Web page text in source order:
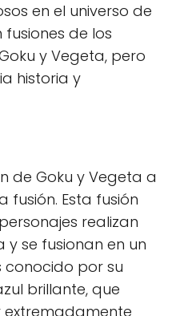
en el universo de
fusiones de los
y Vegeta, pero
historia y
de Goku y Vegeta a
Esta fusión
realizan
se fusionan en un
conocido por su
brillante, que
extremadamente